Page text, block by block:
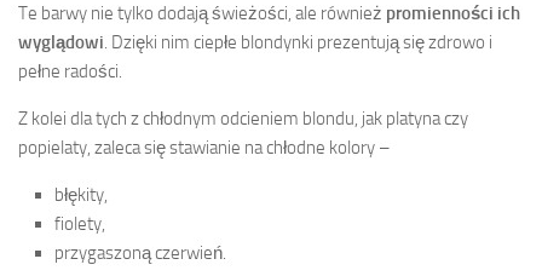
Te barwy nie tylko dodają świeżości, ale również promienności ich
wyglądowi. Dzięki nim ciepłe blondynki prezentują się zdrowo i
pełne radości.
Z kolei dla tych z chłodnym odcieniem blondu, jak platyna czy
popielaty, zaleca się stawianie na chłodne kolory –
błękity,
fiolety,
przygaszoną czerwień.